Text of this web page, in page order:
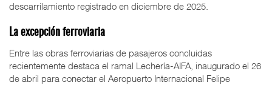
descarrilamiento registrado en diciembre de 2025.
La excepción ferroviaria
Entre las obras ferroviarias de pasajeros concluidas
recientemente destaca el ramal Lechería-AIFA, inaugurado el 26
de abril para conectar el Aeropuerto Internacional Felipe